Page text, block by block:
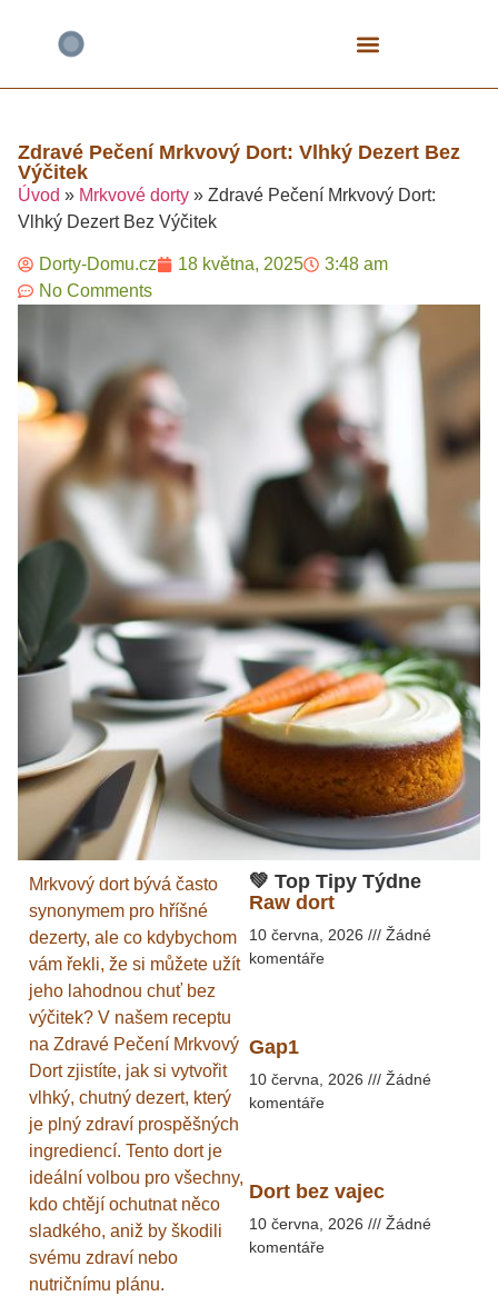
Zdravé Pečení Mrkvový Dort: Vlhký Dezert Bez
Výčitek
Úvod » Mrkvové dorty » Zdravé Pečení Mrkvový Dort:
Vlhký Dezert Bez Výčitek
Dorty-Domu.cz 18 května, 2025
3:48 am
No Comments
Mrkvový dort bývá často
synonymem pro hříšné
dezerty, ale co kdybychom
vám řekli, že si můžete užít
jeho lahodnou chuť bez
výčitek? V našem receptu
na Zdravé Pečení Mrkvový
Dort zjistíte, jak si vytvořit
vlhký, chutný dezert, který
je plný zdraví prospěšných
ingrediencí. Tento dort je
ideální volbou pro všechny,
kdo chtějí ochutnat něco
sladkého, aniž by škodili
svému zdraví nebo
nutričnímu plánu.
💚 Top Tipy Týdne
Raw dort
10 června, 2026
Žádné
komentáře
Gap1
10 června, 2026
Žádné
komentáře
Dort bez vajec
10 června, 2026
Žádné
komentáře